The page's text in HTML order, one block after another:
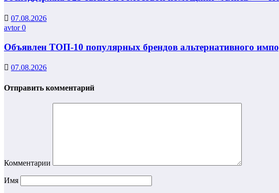
07.08.2026
avtor0
Объявлен ТОП-10 популярных брендов альтернативного
07.08.2026
Отправить комментарий
Комментарии
Имя